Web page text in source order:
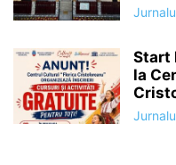
Start
la